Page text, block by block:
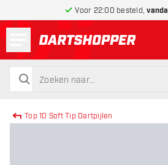
Voor 22:00 besteld,
terug naar home
zoeken
zoeken
Top 10 Soft Tip Dartpijlen